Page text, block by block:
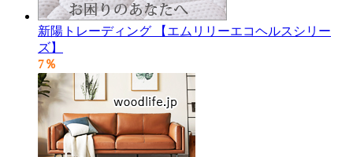
新陽トレーディング 【エムリリーエコヘルスシリー
ズ】
7％